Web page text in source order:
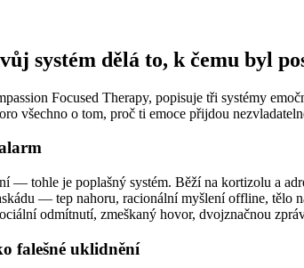
systém dělá to, k čemu byl
Focused Therapy, popisuje tři systémy
všechno o tom, proč ti emoce přijdou
— tohle je poplašný systém. Běží na kortizolu a
— tep nahoru, racionální myšlení offline, tělo
odmítnutí, zmeškaný hovor, dvojznačnou
falešné uklidnění